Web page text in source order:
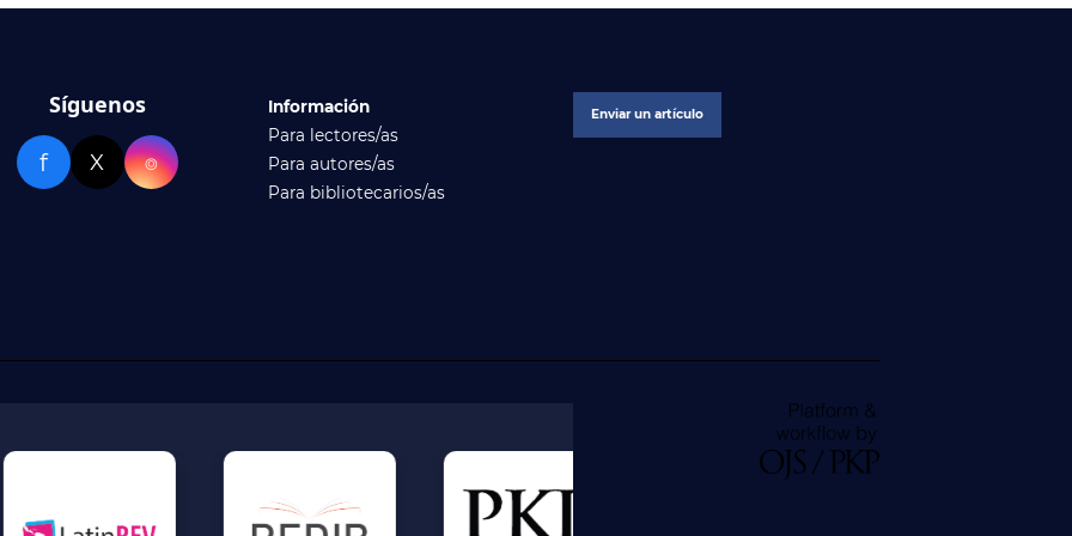
Síguenos
f X ⌾
Información
Para lectores/as
Para autores/as
Para bibliotecarios/as
Enviar un artículo